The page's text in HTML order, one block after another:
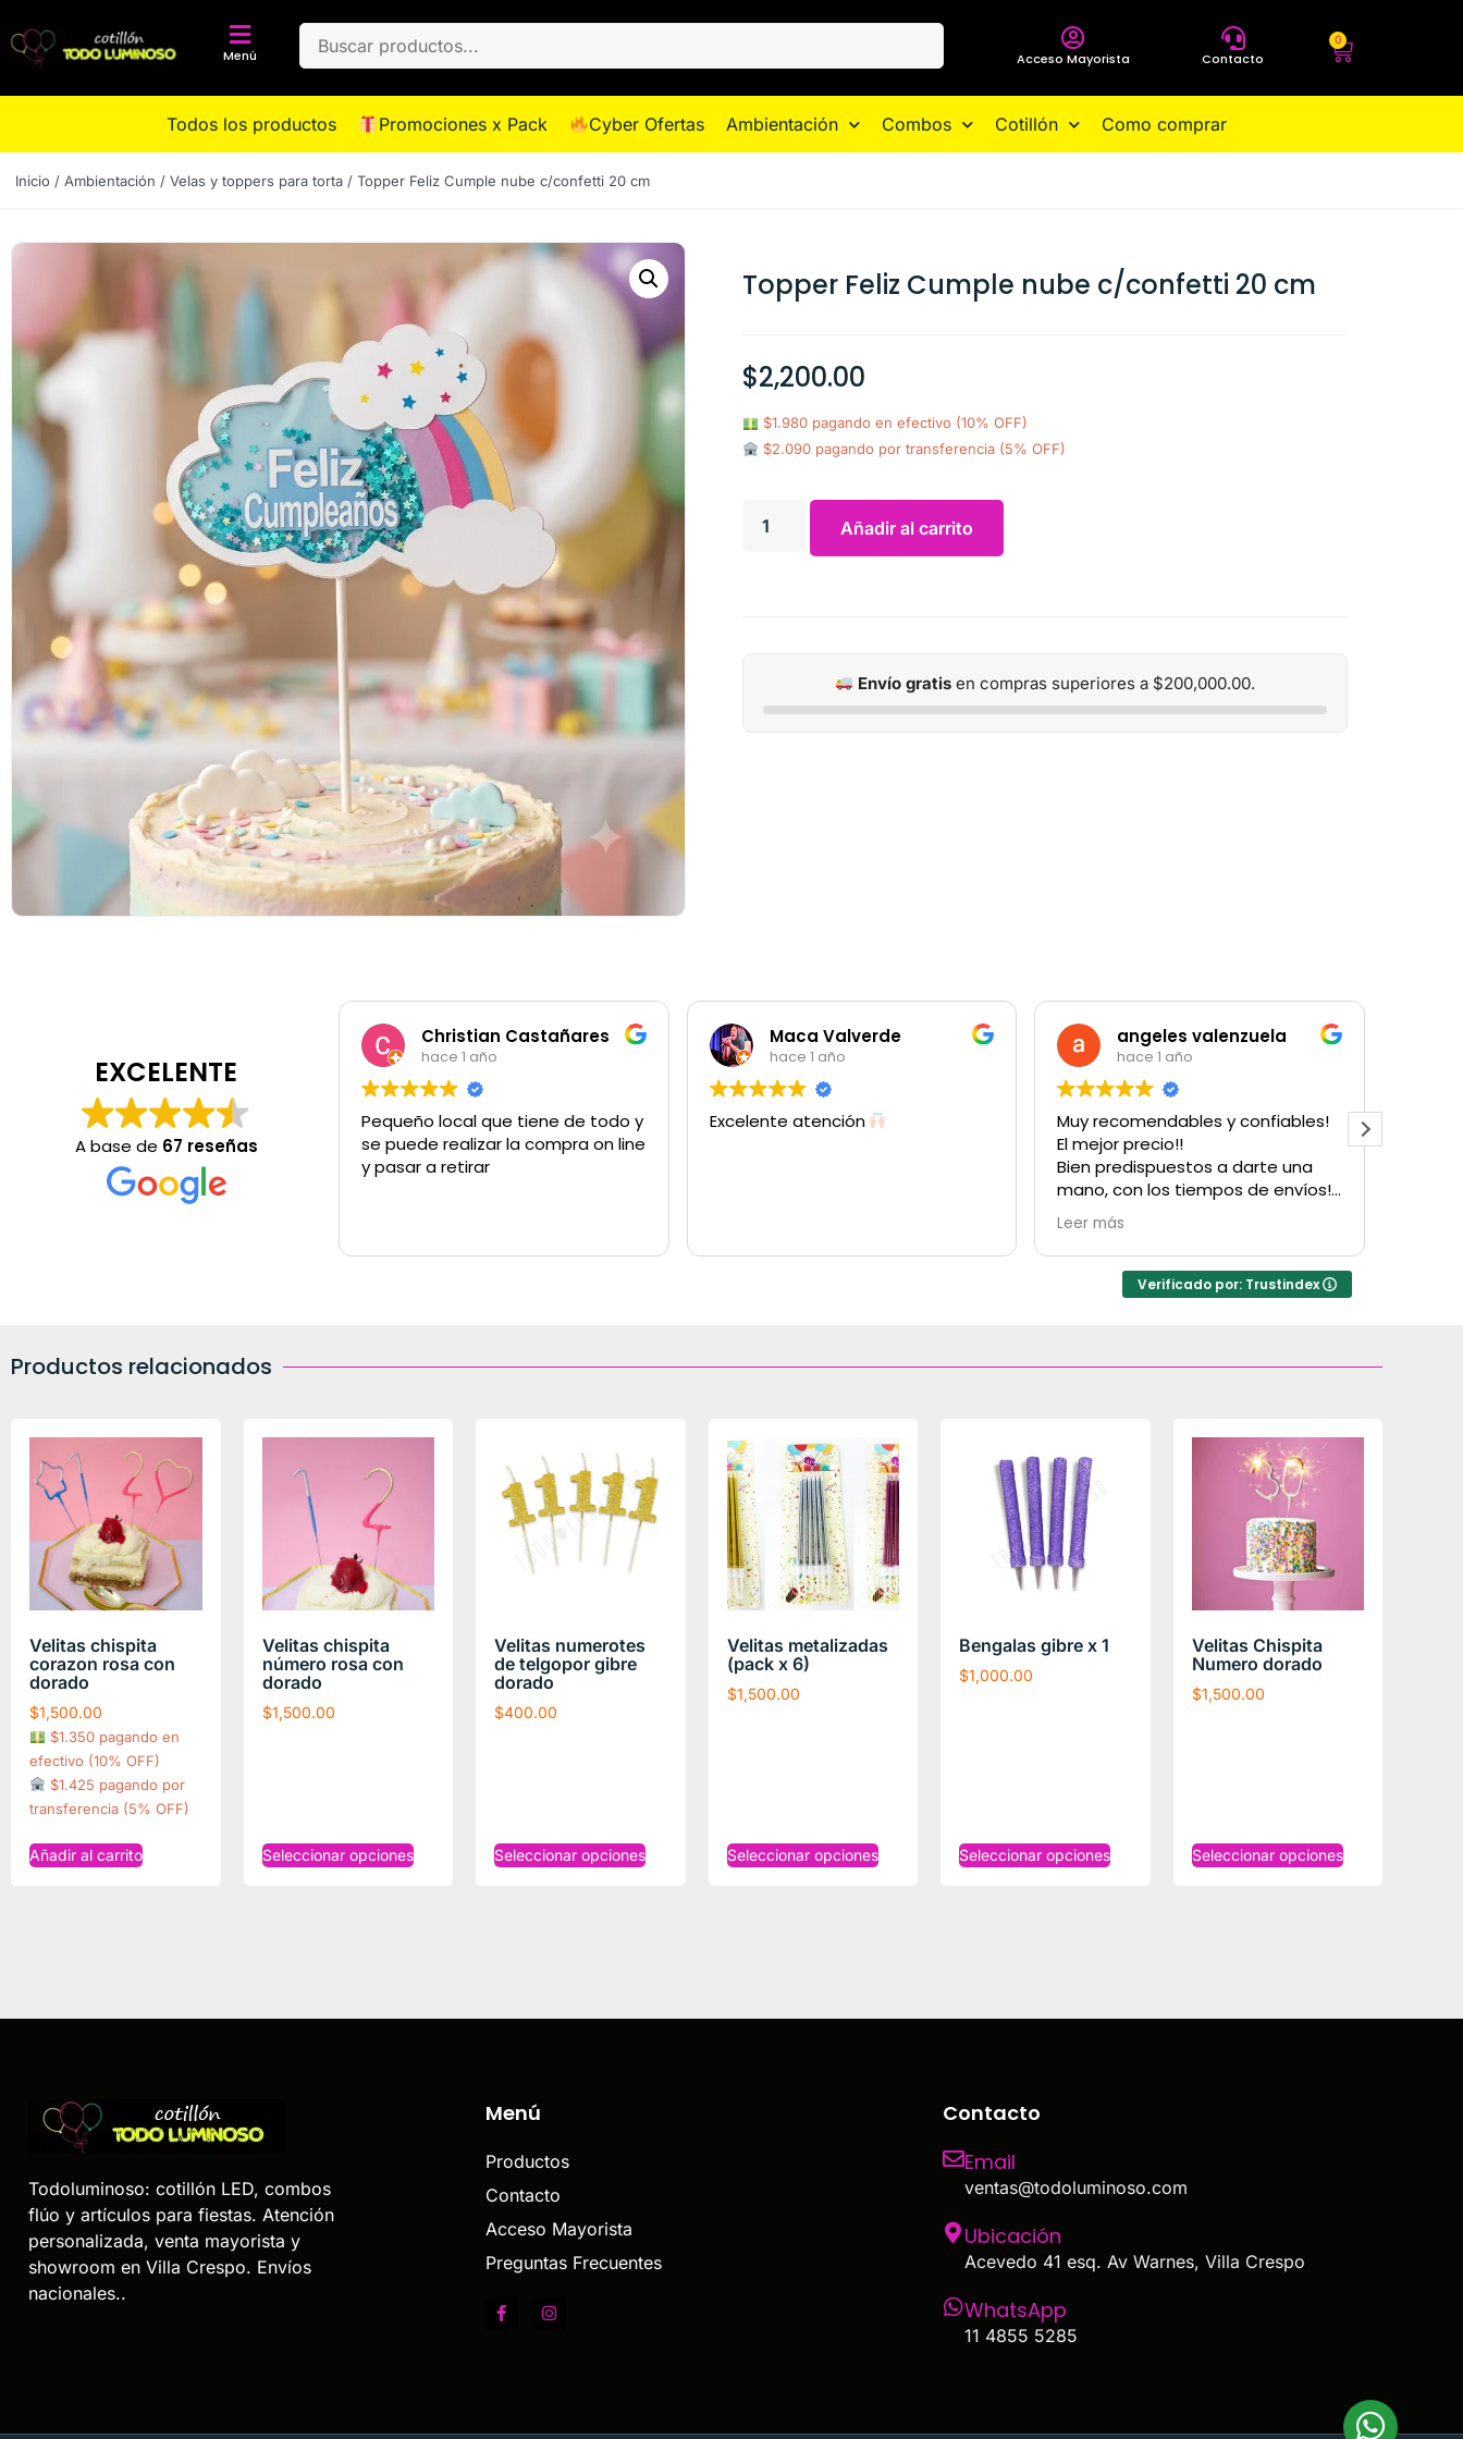
Menú Acceso Mayorista Contacto
0
Todos los productos Promociones x Pack Cyber Ofertas Ambientación Combos Cotillón Como comprar
Inicio / Ambientación / Velas y toppers para torta / Topper Feliz Cumple nube c/confetti 20 cm
Topper Feliz Cumple nube c/confetti 20 cm
$2,200.00
$1.980 pagando en efectivo (10% OFF)
$2.090 pagando por transferencia (5% OFF)
Añadir al carrito
Envío gratis en compras superiores a $200,000.00.
EXCELENTE
A base de 67 reseñas
Christian Castañares
hace 1 año
Pequeño local que tiene de todo y
se puede realizar la compra on line
y pasar a retirar
Maca Valverde
hace 1 año
Excelente atención
angeles valenzuela
hace 1 año
Muy recomendables y confiables!
El mejor precio!!
Bien predispuestos a darte una
mano, con los tiempos de envíos!
Obvio que vuelvo a comprarles!
Gracias!
Leer más
Verificado por: Trustindex
Productos relacionados
Velitas chispita
corazon rosa con
dorado
$1,500.00
$1.350 pagando en
efectivo (10% OFF)
$1.425 pagando por
transferencia (5% OFF)
Añadir al carrito
Velitas chispita
número rosa con
dorado
$1,500.00
Seleccionar opciones
Velitas numerotes
de telgopor gibre
dorado
$400.00
Seleccionar opciones
Velitas metalizadas
(pack x 6)
$1,500.00
Seleccionar opciones
Bengalas gibre x 1
$1,000.00
Seleccionar opciones
Velitas Chispita
Numero dorado
$1,500.00
Seleccionar opciones
Todoluminoso: cotillón LED, combos
flúo y artículos para fiestas. Atención
personalizada, venta mayorista y
showroom en Villa Crespo. Envíos
nacionales..
Menú
Productos
Contacto
Acceso Mayorista
Preguntas Frecuentes
Contacto
Email
ventas@todoluminoso.com
Ubicación
Acevedo 41 esq. Av Warnes, Villa Crespo
WhatsApp
11 4855 5285